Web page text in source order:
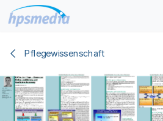
Zum Inhalt springen
Pflegewissenschaft